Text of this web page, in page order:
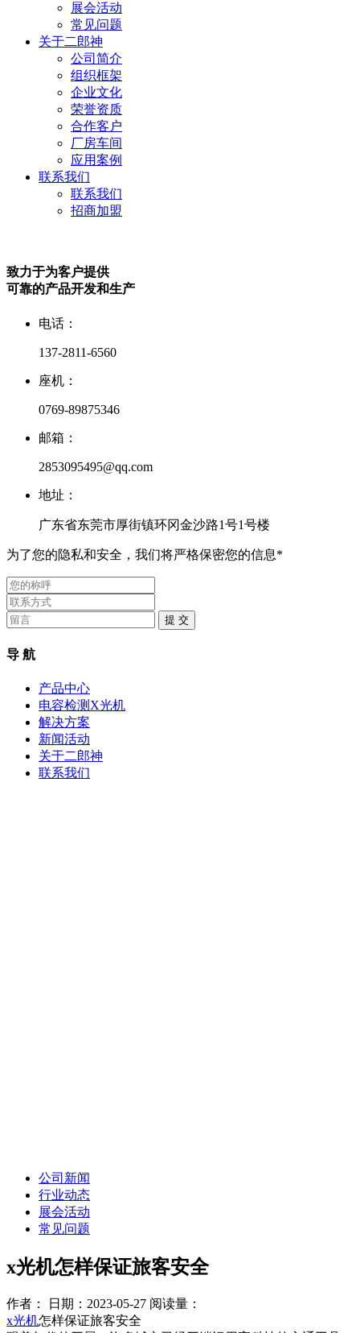
展会活动
常见问题
关于二郎神
公司简介
组织框架
企业文化
荣誉资质
合作客户
厂房车间
应用案例
联系我们
联系我们
招商加盟
致力于为客户提供
可靠的产品开发和生产
电话：
137-2811-6560
座机：
0769-89875346
邮箱：
2853095495@qq.com
地址：
广东省东莞市厚街镇环冈金沙路1号1号楼
为了您的隐私和安全，我们将严格保密您的信息*
提 交
导 航
产品中心
电容检测X光机
解决方案
新闻活动
关于二郎神
联系我们
公司新闻
行业动态
展会活动
常见问题
x光机怎样保证旅客安全
作者： 日期：2023-05-27 阅读量：
x光机怎样保证旅客安全